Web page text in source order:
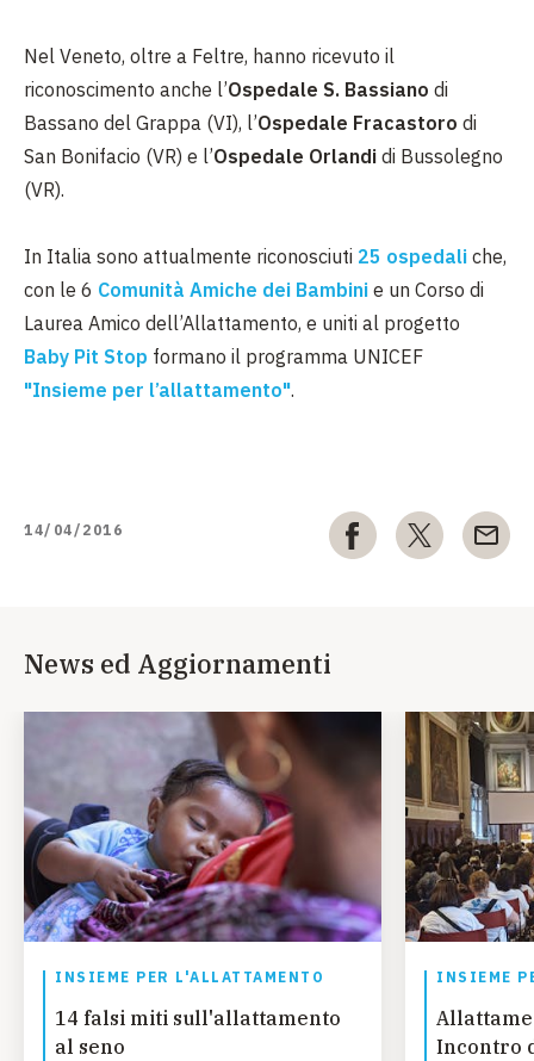
Nel Veneto, oltre a Feltre, hanno ricevuto il
riconoscimento anche l’Ospedale S. Bassiano di
Bassano del Grappa (VI), l’Ospedale Fracastoro di
San Bonifacio (VR) e l’Ospedale Orlandi di Bussolegno
(VR).
In Italia sono attualmente riconosciuti 25 ospedali che,
con le 6 Comunità Amiche dei Bambini e un Corso di
Laurea Amico dell’Allattamento, e uniti al progetto
Baby Pit Stop formano il programma UNICEF
"Insieme per l’allattamento".
14/04/2016
News ed Aggiornamenti
INSIEME PER L'ALLATTAMENTO
14 falsi miti sull'allattamento
al seno
INSIEME
Incontro